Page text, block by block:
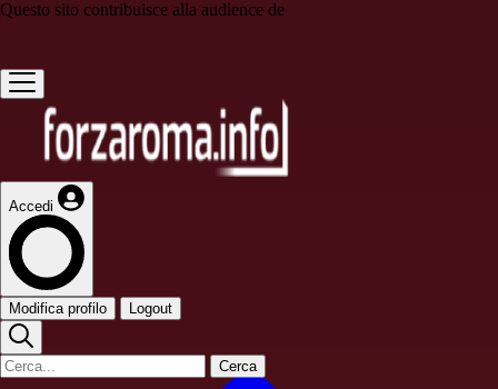
Questo sito contribuisce alla audience de
Accedi
Modifica profilo Logout
Cerca